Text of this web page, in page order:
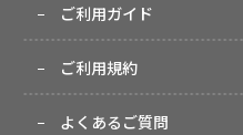
ご利用ガイド
ご利用規約
よくあるご質問